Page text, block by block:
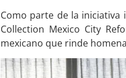
Como parte de la iniciativa
Collection Mexico City
mexicano que rinde